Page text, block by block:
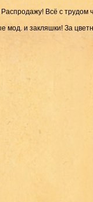
Всё с
мод. и закляшки! За